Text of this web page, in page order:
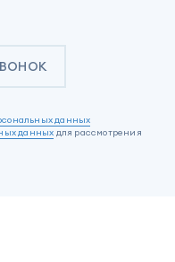
данных
данных для рассмотрения